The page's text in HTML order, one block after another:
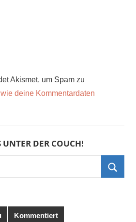
Akismet, um Spam zu
deine Kommentardaten
DER COUCH!
Kommentiert